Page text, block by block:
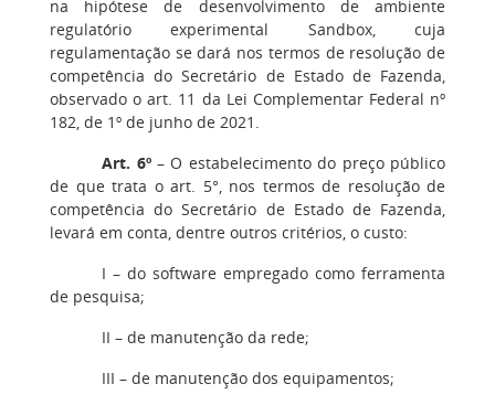
na hipótese de desenvolvimento de ambiente
regulatório experimental Sandbox, cuja
regulamentação se dará nos termos de resolução de
competência do Secretário de Estado de Fazenda,
observado o art. 11 da Lei Complementar Federal nº
182, de 1º de junho de 2021.
Art. 6º– O estabelecimento do preço público
de que trata o art. 5°, nos termos de resolução de
competência do Secretário de Estado de Fazenda,
levará em conta, dentre outros critérios, o custo:
I – do software empregado como ferramenta
de pesquisa;
II – de manutenção da rede;
III – de manutenção dos equipamentos;